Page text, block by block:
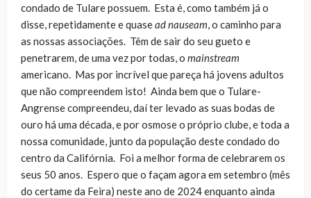
condado de Tulare possuem. Esta é, como também já o
disse, repetidamente e quasead nauseam, o caminho para
as nossas associações. Têm de sair do seu gueto e
penetrarem, de uma vez por todas, o mainstream
americano. Mas por incrível que pareça há jovens adultos
que não compreendem isto! Ainda bem que o Tulare-
Angrense compreendeu, daí ter levado as suas bodas de
ouro há uma década, e por osmose o próprio clube, e toda a
nossa comunidade, junto da população deste condado do
centro da Califórnia. Foi a melhor forma de celebrarem os
seus 50 anos. Espero que o façam agora em setembro (mês
do certame da Feira) neste ano de 2024 enquanto ainda